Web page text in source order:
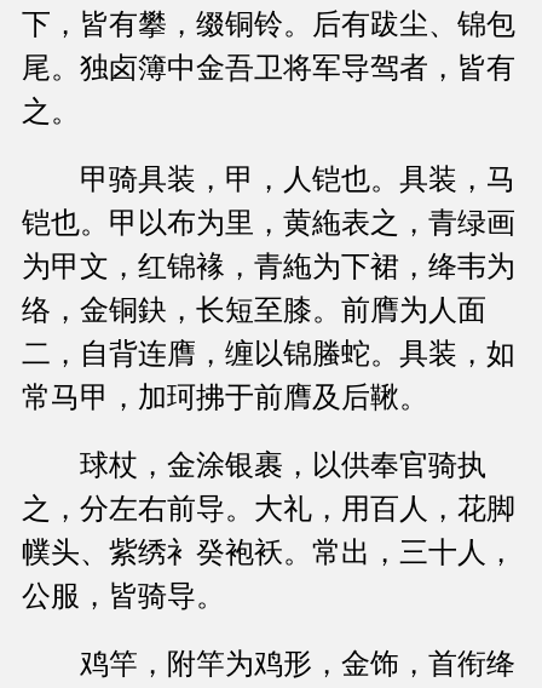
下，皆有攀，缀铜铃。后有跋尘、锦包
尾。独卤簿中金吾卫将军导驾者，皆有
之。
甲骑具装，甲，人铠也。具装，马
铠也。甲以布为里，黄絁表之，青绿画
为甲文，红锦褖，青絁为下裙，绛韦为
络，金铜鈌，长短至膝。前膺为人面
二，自背连膺，缠以锦螣蛇。具装，如
常马甲，加珂拂于前膺及后鞦。
球杖，金涂银裹，以供奉官骑执
之，分左右前导。大礼，用百人，花脚
幞头、紫绣衤癸袍袄。常出，三十人，
公服，皆骑导。
鸡竿，附竿为鸡形，金饰，首衔绛